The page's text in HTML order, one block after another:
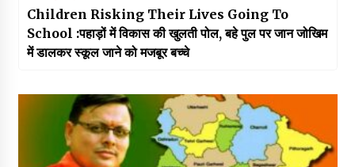
Children Risking Their Lives Going To
School :पहाड़ों में विकास की खुलती पोल, बहे पुल पर जान जोखिम
में डालकर स्कूल जाने को मजबूर बच्चे